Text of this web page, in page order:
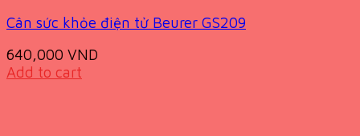
Cân sức khỏe điện tử Beurer GS209
640,000 VND
Add to cart